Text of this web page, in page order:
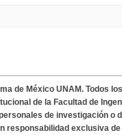
de México UNAM. Todos
de la Facultad de
de investigación o
responsabilidad exclusiva